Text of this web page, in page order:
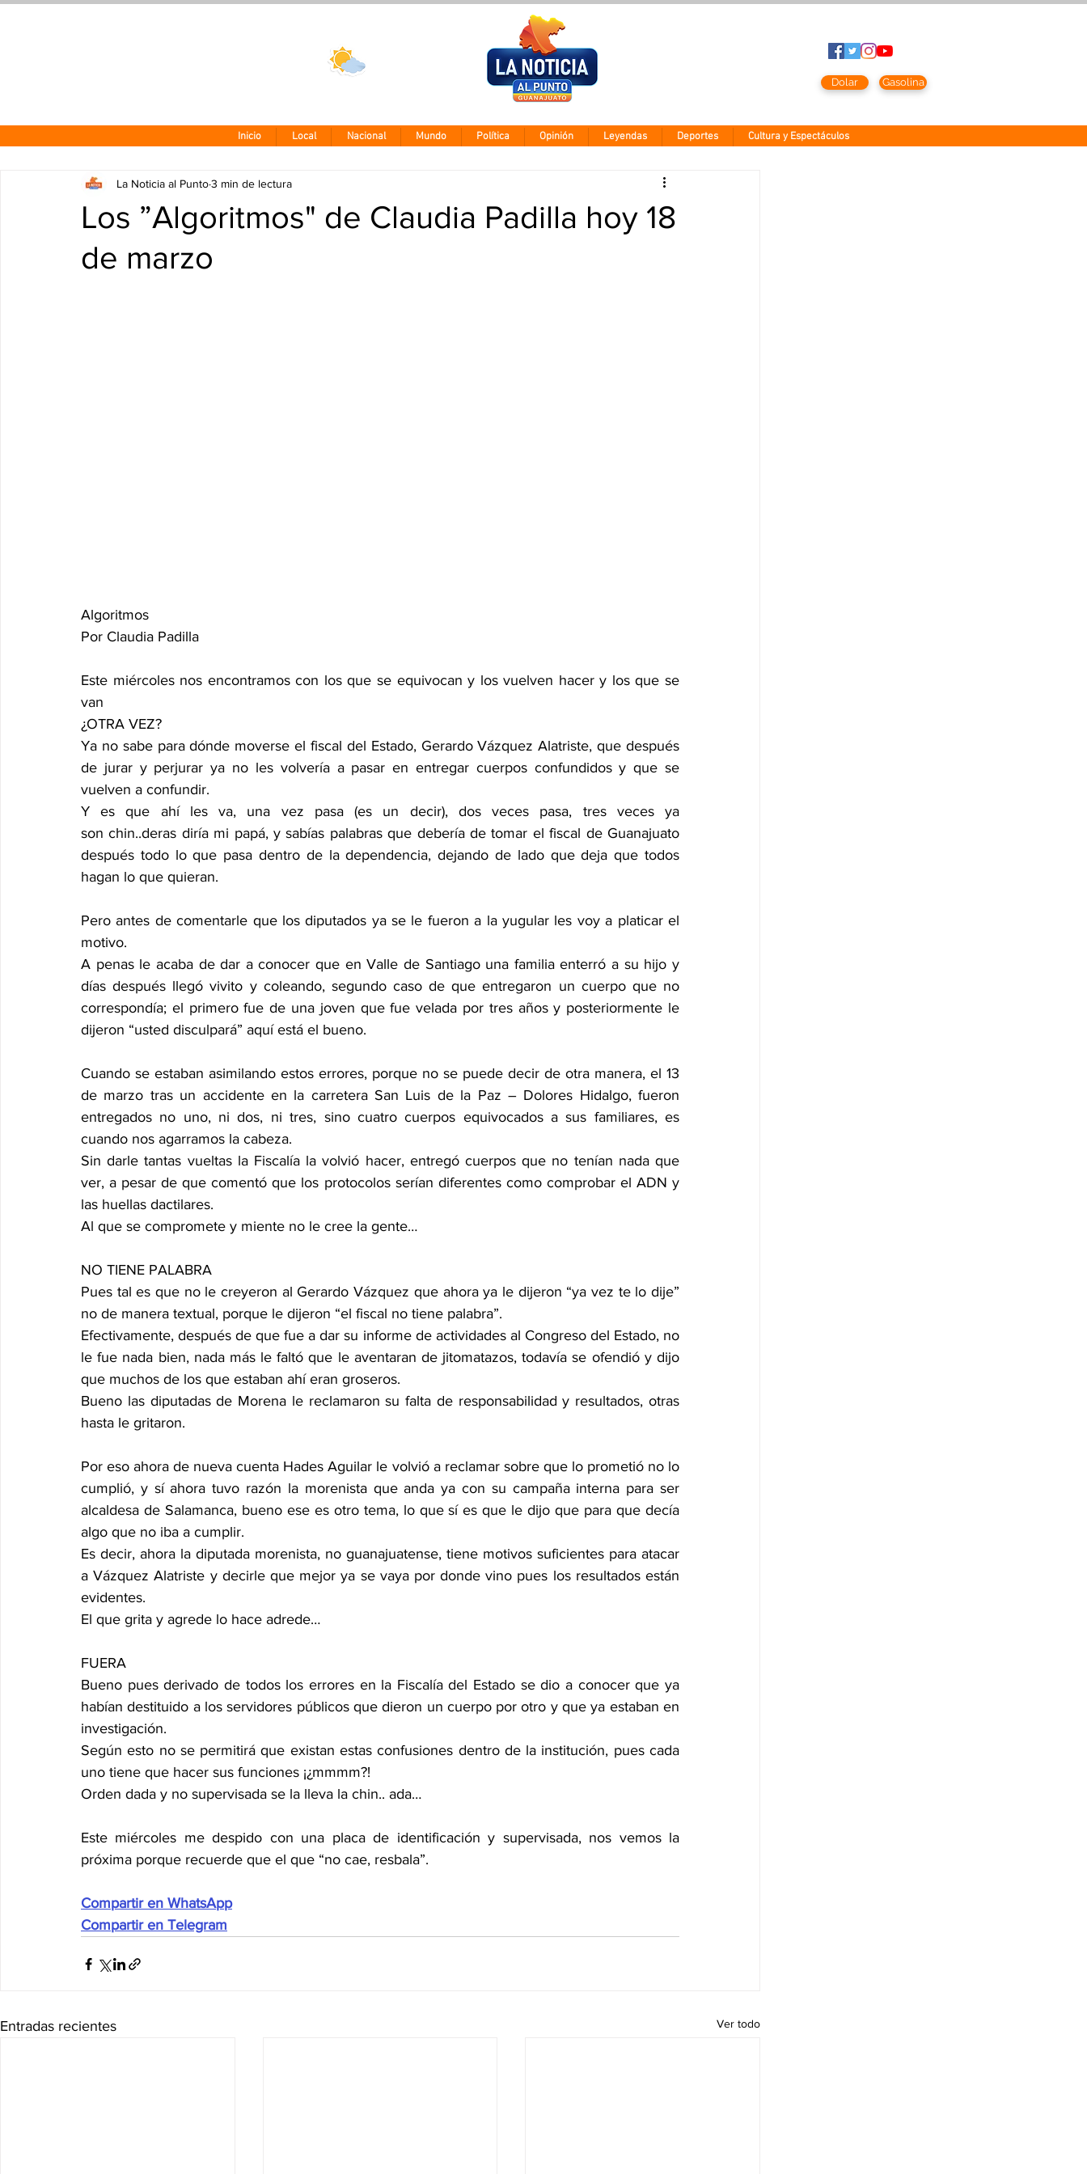
Dolar Gasolina
Inicio Local Nacional Mundo Política Opinión Leyendas Deportes Cultura y Espectáculos
Los ”Algoritmos" de Claudia Padilla hoy 18
de marzo
La Noticia al Punto3 min de lectura
Algoritmos
Por Claudia Padilla
Este miércoles nos encontramos con los que se equivocan y los vuelven hacer y los que se
van
¿OTRA VEZ?
Ya no sabe para dónde moverse el fiscal del Estado, Gerardo Vázquez Alatriste, que después
de jurar y perjurar ya no les volvería a pasar en entregar cuerpos confundidos y que se
vuelven a confundir.
Y es que ahí les va, una vez pasa (es un decir), dos veces pasa, tres veces ya
son chin..deras diría mi papá, y sabías palabras que debería de tomar el fiscal de Guanajuato
después todo lo que pasa dentro de la dependencia, dejando de lado que deja que todos
hagan lo que quieran.
Pero antes de comentarle que los diputados ya se le fueron a la yugular les voy a platicar el
motivo.
A penas le acaba de dar a conocer que en Valle de Santiago una familia enterró a su hijo y
días después llegó vivito y coleando, segundo caso de que entregaron un cuerpo que no
correspondía; el primero fue de una joven que fue velada por tres años y posteriormente le
dijeron “usted disculpará” aquí está el bueno.
Cuando se estaban asimilando estos errores, porque no se puede decir de otra manera, el 13
de marzo tras un accidente en la carretera San Luis de la Paz – Dolores Hidalgo, fueron
entregados no uno, ni dos, ni tres, sino cuatro cuerpos equivocados a sus familiares, es
cuando nos agarramos la cabeza.
Sin darle tantas vueltas la Fiscalía la volvió hacer, entregó cuerpos que no tenían nada que
ver, a pesar de que comentó que los protocolos serían diferentes como comprobar el ADN y
las huellas dactilares.
Al que se compromete y miente no le cree la gente…
NO TIENE PALABRA
Pues tal es que no le creyeron al Gerardo Vázquez que ahora ya le dijeron “ya vez te lo dije”
no de manera textual, porque le dijeron “el fiscal no tiene palabra”.
Efectivamente, después de que fue a dar su informe de actividades al Congreso del Estado, no
le fue nada bien, nada más le faltó que le aventaran de jitomatazos, todavía se ofendió y dijo
que muchos de los que estaban ahí eran groseros.
Bueno las diputadas de Morena le reclamaron su falta de responsabilidad y resultados, otras
hasta le gritaron.
Por eso ahora de nueva cuenta Hades Aguilar le volvió a reclamar sobre que lo prometió no lo
cumplió, y sí ahora tuvo razón la morenista que anda ya con su campaña interna para ser
alcaldesa de Salamanca, bueno ese es otro tema, lo que sí es que le dijo que para que decía
algo que no iba a cumplir.
Es decir, ahora la diputada morenista, no guanajuatense, tiene motivos suficientes para atacar
a Vázquez Alatriste y decirle que mejor ya se vaya por donde vino pues los resultados están
evidentes.
El que grita y agrede lo hace adrede…
FUERA
Bueno pues derivado de todos los errores en la Fiscalía del Estado se dio a conocer que ya
habían destituido a los servidores públicos que dieron un cuerpo por otro y que ya estaban en
investigación.
Según esto no se permitirá que existan estas confusiones dentro de la institución, pues cada
uno tiene que hacer sus funciones ¡¿mmmm?!
Orden dada y no supervisada se la lleva la chin.. ada…
Este miércoles me despido con una placa de identificación y supervisada, nos vemos la
próxima porque recuerde que el que “no cae, resbala”.
Compartir en WhatsApp
Compartir en Telegram
Entradas recientes Ver todo